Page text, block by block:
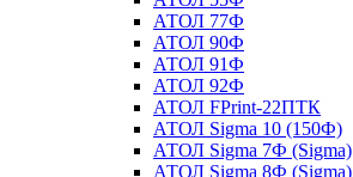
АТОЛ 77Ф
АТОЛ 90Ф
АТОЛ 91Ф
АТОЛ 92Ф
АТОЛ FPrint-22ПТК
АТОЛ Sigma 10 (150Ф)
АТОЛ Sigma 7Ф (Sigma)
АТОЛ Sigma 8Ф (Sigma)